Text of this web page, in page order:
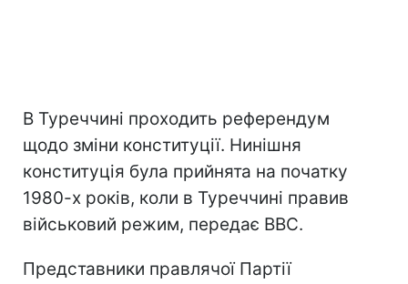
В Туреччині проходить референдум
щодо зміни конституції. Нинішня
конституція була прийнята на початку
1980-х років, коли в Туреччині правив
військовий режим, передає BBC.
Представники правлячої Партії